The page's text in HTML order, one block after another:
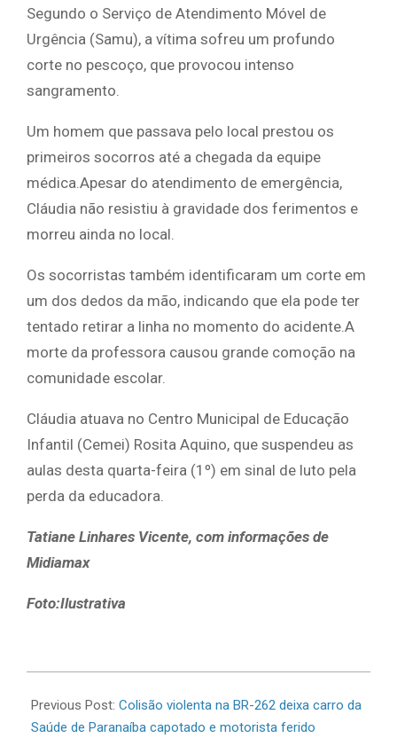
Segundo o Serviço de Atendimento Móvel de
Urgência (Samu), a vítima sofreu um profundo
corte no pescoço, que provocou intenso
sangramento.
Um homem que passava pelo local prestou os
primeiros socorros até a chegada da equipe
médica.Apesar do atendimento de emergência,
Cláudia não resistiu à gravidade dos ferimentos e
morreu ainda no local.
Os socorristas também identificaram um corte em
um dos dedos da mão, indicando que ela pode ter
tentado retirar a linha no momento do acidente.A
morte da professora causou grande comoção na
comunidade escolar.
Cláudia atuava no Centro Municipal de Educação
Infantil (Cemei) Rosita Aquino, que suspendeu as
aulas desta quarta-feira (1º) em sinal de luto pela
perda da educadora.
Tatiane Linhares Vicente, com informações de
Midiamax
Foto:Ilustrativa
07-
01
Previous Post: Colisão violenta na BR-262 deixa carro da
Saúde de Paranaíba capotado e motorista ferido